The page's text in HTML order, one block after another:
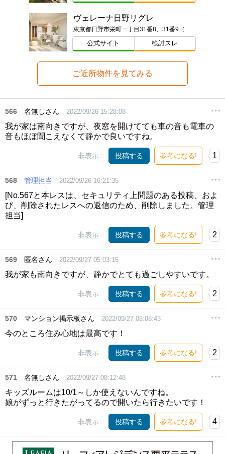
ヴェレーナ日野リグレ
東京都日野市栄町一丁目31番8、31番9（地番）
公式サイト 検討スレ
ご近所物件を見てみる
566 名無しさん 2022/09/26 15:28:08
我が家は南向きですが、夜窓を開けてても車の音も電車の
音もほぼ聞こえなくて静かで良いですね。
非表示 投稿する 参考になる! 1
568 管理担当 2022/09/26 16:21:35
[No.567と本レスは、セキュリティ上問題のある投稿、およ
び、削除されたレスへの返信のため、削除しました。管理
担当]
非表示 投稿する 参考になる! 2
569 匿名さん 2022/09/27 05:03:15
我が家も南向きですが、静かでとても過ごしやすいです。
非表示 投稿する 参考になる! 2
570 マンション掲示板さん 2022/09/27 08:08:43
今のところ住み心地は最高です！
非表示 投稿する 参考になる! 2
571 名無しさん 2022/09/27 08:12:48
キッズルームは10/1～しか使えないんですね。
娘がずっと行きたがってるので開いたら行きたいです！
非表示 投稿する 参考になる! 4